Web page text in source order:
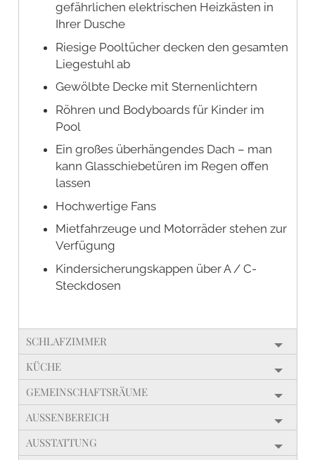
gefährlichen elektrischen Heizkästen in
Ihrer Dusche
Riesige Pooltücher decken den gesamten
Liegestuhl ab
Gewölbte Decke mit Sternenlichtern
Röhren und Bodyboards für Kinder im
Pool
Ein großes überhängendes Dach – man
kann Glasschiebetüren im Regen offen
lassen
Hochwertige Fans
Mietfahrzeuge und Motorräder stehen zur
Verfügung
Kindersicherungskappen über A / C-
Steckdosen
SCHLAFZIMMER
KÜCHE
GEMEINSCHAFTSRÄUME
AUSSENBEREICH
AUSSTATTUNG